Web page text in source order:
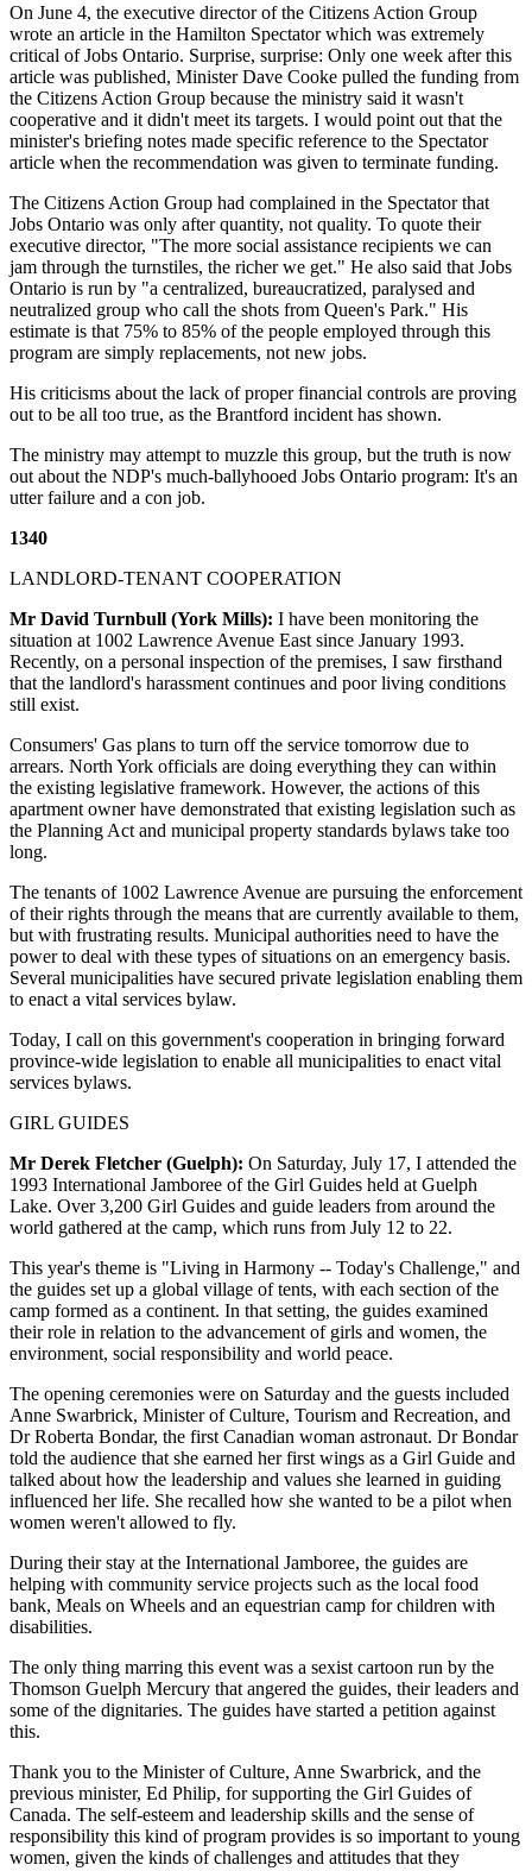
On June 4, the executive director of the Citizens Action Group
wrote an article in the Hamilton Spectator which was extremely
critical of Jobs Ontario. Surprise, surprise: Only one week after this
article was published, Minister Dave Cooke pulled the funding from
the Citizens Action Group because the ministry said it wasn't
cooperative and it didn't meet its targets. I would point out that the
minister's briefing notes made specific reference to the Spectator
article when the recommendation was given to terminate funding.
The Citizens Action Group had complained in the Spectator that
Jobs Ontario was only after quantity, not quality. To quote their
executive director, "The more social assistance recipients we can
jam through the turnstiles, the richer we get." He also said that Jobs
Ontario is run by "a centralized, bureaucratized, paralysed and
neutralized group who call the shots from Queen's Park." His
estimate is that 75% to 85% of the people employed through this
program are simply replacements, not new jobs.
His criticisms about the lack of proper financial controls are proving
out to be all too true, as the Brantford incident has shown.
The ministry may attempt to muzzle this group, but the truth is now
out about the NDP's much-ballyhooed Jobs Ontario program: It's an
utter failure and a con job.
1340
LANDLORD-TENANT COOPERATION
Mr David Turnbull (York Mills): I have been monitoring the
situation at 1002 Lawrence Avenue East since January 1993.
Recently, on a personal inspection of the premises, I saw firsthand
that the landlord's harassment continues and poor living conditions
still exist.
Consumers' Gas plans to turn off the service tomorrow due to
arrears. North York officials are doing everything they can within
the existing legislative framework. However, the actions of this
apartment owner have demonstrated that existing legislation such as
the Planning Act and municipal property standards bylaws take too
long.
The tenants of 1002 Lawrence Avenue are pursuing the enforcement
of their rights through the means that are currently available to them,
but with frustrating results. Municipal authorities need to have the
power to deal with these types of situations on an emergency basis.
Several municipalities have secured private legislation enabling them
to enact a vital services bylaw.
Today, I call on this government's cooperation in bringing forward
province-wide legislation to enable all municipalities to enact vital
services bylaws.
GIRL GUIDES
Mr Derek Fletcher (Guelph): On Saturday, July 17, I attended the
1993 International Jamboree of the Girl Guides held at Guelph
Lake. Over 3,200 Girl Guides and guide leaders from around the
world gathered at the camp, which runs from July 12 to 22.
This year's theme is "Living in Harmony -- Today's Challenge," and
the guides set up a global village of tents, with each section of the
camp formed as a continent. In that setting, the guides examined
their role in relation to the advancement of girls and women, the
environment, social responsibility and world peace.
The opening ceremonies were on Saturday and the guests included
Anne Swarbrick, Minister of Culture, Tourism and Recreation, and
Dr Roberta Bondar, the first Canadian woman astronaut. Dr Bondar
told the audience that she earned her first wings as a Girl Guide and
talked about how the leadership and values she learned in guiding
influenced her life. She recalled how she wanted to be a pilot when
women weren't allowed to fly.
During their stay at the International Jamboree, the guides are
helping with community service projects such as the local food
bank, Meals on Wheels and an equestrian camp for children with
disabilities.
The only thing marring this event was a sexist cartoon run by the
Thomson Guelph Mercury that angered the guides, their leaders and
some of the dignitaries. The guides have started a petition against
this.
Thank you to the Minister of Culture, Anne Swarbrick, and the
previous minister, Ed Philip, for supporting the Girl Guides of
Canada. The self-esteem and leadership skills and the sense of
responsibility this kind of program provides is so important to young
women, given the kinds of challenges and attitudes that they